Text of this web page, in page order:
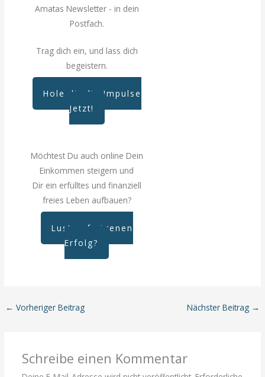
Amatas Newsletter - in dein
Postfach.
Trag dich ein, und lass dich
begeistern.
Hole dir die Impulse
Jetzt!
Möchtest Du auch online Dein
Einkommen steigern und
Dir ein erfülltes und finanziell
freies Leben aufbauen?
Lust auf eigenen
Erfolg?
← Vorheriger Beitrag Nächster Beitrag →
Schreibe einen Kommentar